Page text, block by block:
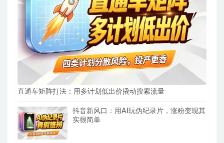
直通车矩阵打法：用多计划低出价撬动搜索流量
抖音新风口：用AI玩伪纪录片，涨粉变现其
实很简单